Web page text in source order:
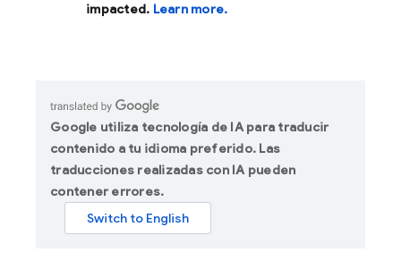
impacted. Learn more.
Google utiliza tecnología de IA para traducir
contenido a tu idioma preferido. Las
traducciones realizadas con IA pueden
contener errores.